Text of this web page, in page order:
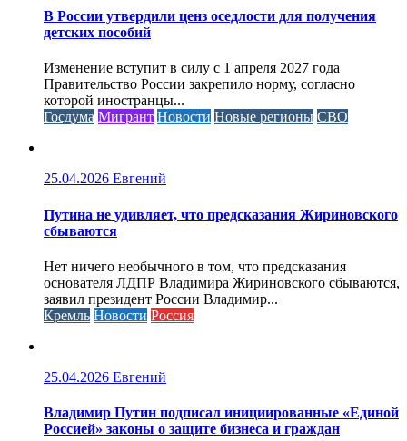
В России утвердили ценз оседлости для получения
детских пособий
Изменение вступит в силу с 1 апреля 2027 года
Правительство России закрепило норму, согласно
которой иностранцы...
Госдума Мигрант Новости Новые регионы СВО
25.04.2026 Евгений
Путина не удивляет, что предсказания Жириновского
сбываются
Нет ничего необычного в том, что предсказания
основателя ЛДПР Владимира Жириновского сбываются,
заявил президент России Владимир...
Кремль Новости Россия
25.04.2026 Евгений
Владимир Путин подписал инициированные «Единой
Россией» законы о защите бизнеса и граждан